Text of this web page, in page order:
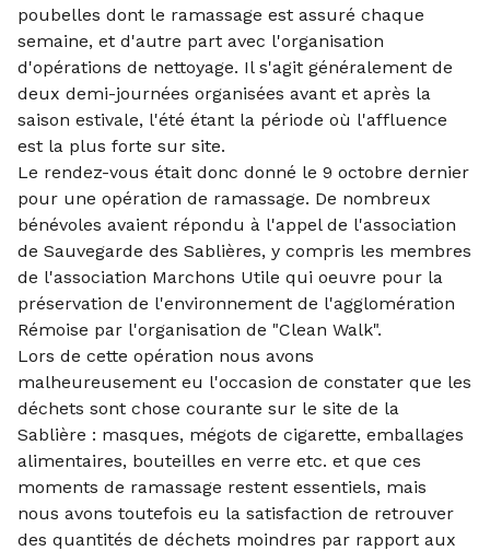
poubelles dont le ramassage est assuré chaque
semaine, et d'autre part avec l'organisation
d'opérations de nettoyage. Il s'agit généralement de
deux demi-journées organisées avant et après la
saison estivale, l'été étant la période où l'affluence
est la plus forte sur site.
Le rendez-vous était donc donné le 9 octobre dernier
pour une opération de ramassage. De nombreux
bénévoles avaient répondu à l'appel de l'association
de Sauvegarde des Sablières, y compris les membres
de l'association Marchons Utile qui oeuvre pour la
préservation de l'environnement de l'agglomération
Rémoise par l'organisation de "Clean Walk".
Lors de cette opération nous avons
malheureusement eu l'occasion de constater que les
déchets sont chose courante sur le site de la
Sablière : masques, mégots de cigarette, emballages
alimentaires, bouteilles en verre etc. et que ces
moments de ramassage restent essentiels, mais
nous avons toutefois eu la satisfaction de retrouver
des quantités de déchets moindres par rapport aux